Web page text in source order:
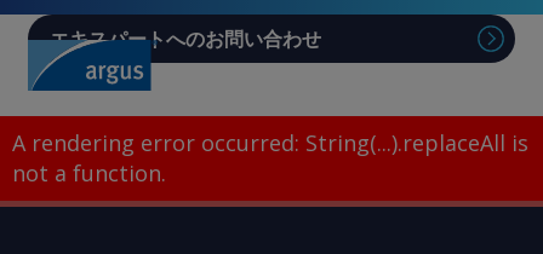
エキスパートへのお問い合わせ
A rendering error occurred: String(...).replaceAll is
not a function.